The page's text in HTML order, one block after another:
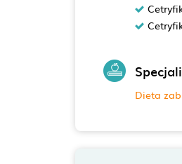
Dieta